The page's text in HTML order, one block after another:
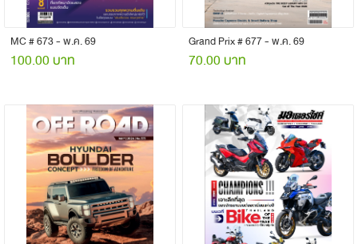
MC # 673 - พ.ค. 69
100.00 บาท
Grand Prix # 677 - พ.ค. 69
70.00 บาท